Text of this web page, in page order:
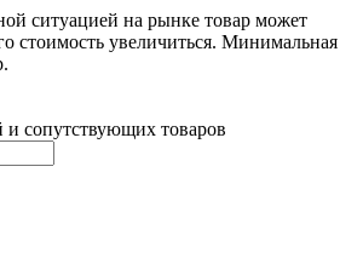
ситуацией на рынке товар может
стоимость увеличиться. Минимальная
и сопутствующих товаров